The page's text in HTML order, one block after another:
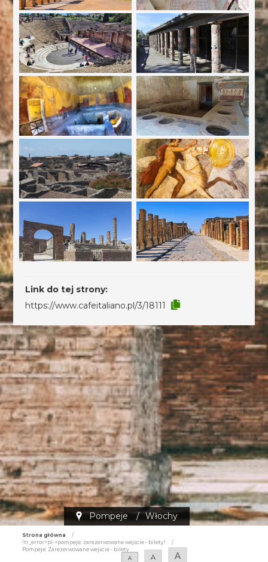
Pompeje / Włochy
Strona główna
/
!tr_error=pl->pompeje: zarezerwowane wejście - bilety!
/
Pompeje: Zarezerwowane wejście - bilety
A
A A
Link do tej strony:
https://www.cafeitaliano.pl/3/18111